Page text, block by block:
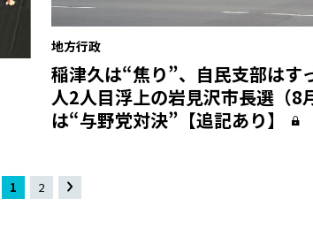
地方行政
稲津久は“焦り”、自民支部は
人2人目浮上の岩見沢市長選（8
は“与野党対決”【追記あり】
1 2 »